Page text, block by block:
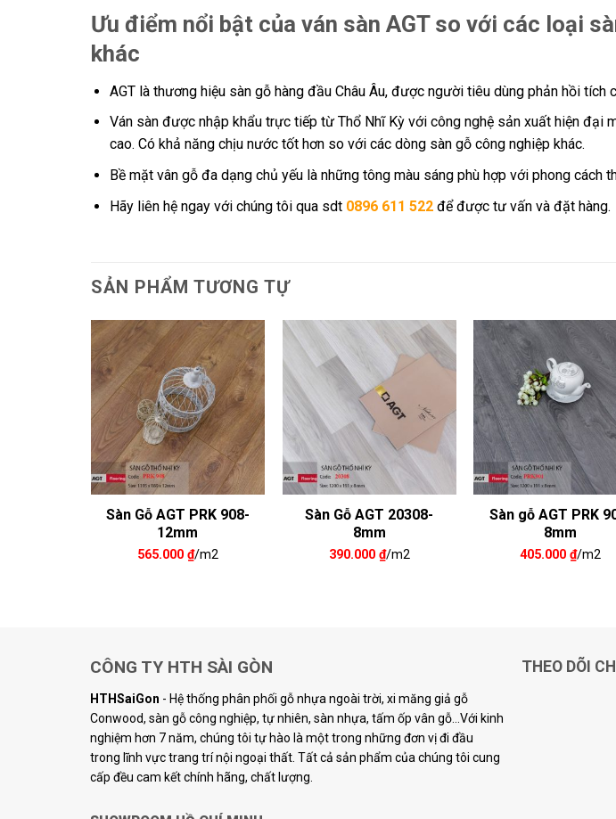
Ưu điểm nổi bật của ván sàn AGT so với các loại
khác
AGT là thương hiệu sàn gỗ hàng đầu Châu Âu, được người tiêu dùng phản hồi tích
Ván sàn được nhập khẩu trực tiếp từ Thổ Nhĩ Kỳ với công nghệ sản xuất hiện đại
cao. Có khả năng chịu nước tốt hơn so với các dòng sàn gỗ công nghiệp khác.
Bề mặt vân gỗ đa dạng chủ yếu là những tông màu sáng phù hợp với phong cách
Hãy liên hệ ngay với chúng tôi qua sdt 0896 611 522 để được tư vấn và đặt hàng.
SẢN PHẨM TƯƠNG TỰ
Sàn Gỗ AGT PRK 908-
12mm
565.000 ₫/m2
Sàn Gỗ AGT 20308-
8mm
390.000 ₫/m2
Sàn gỗ AGT PRK
8mm
405.000₫/m2
CÔNG TY HTH SÀI GÒN
HTHSaiGon - Hệ thống phân phối gỗ nhựa ngoài trời, xi măng giả gỗ
Conwood, sàn gỗ công nghiệp, tự nhiên, sàn nhựa, tấm ốp vân gỗ...Với kinh
nghiệm hơn 7 năm, chúng tôi tự hào là một trong những đơn vị đi đầu
trong lĩnh vực trang trí nội ngoại thất. Tất cả sản phẩm của chúng tôi cung
cấp đều cam kết chính hãng, chất lượng.
THEO DÕI